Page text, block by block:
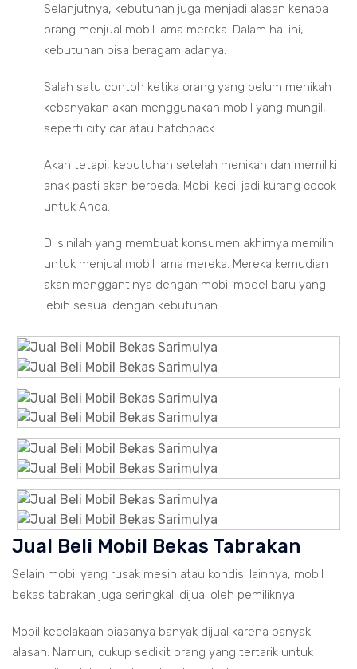
Selanjutnya, kebutuhan juga menjadi alasan kenapa
orang menjual mobil lama mereka. Dalam hal ini,
kebutuhan bisa beragam adanya.
Salah satu contoh ketika orang yang belum menikah
kebanyakan akan menggunakan mobil yang mungil,
seperti city car atau hatchback.
Akan tetapi, kebutuhan setelah menikah dan memiliki
anak pasti akan berbeda. Mobil kecil jadi kurang cocok
untuk Anda.
Di sinilah yang membuat konsumen akhirnya memilih
untuk menjual mobil lama mereka. Mereka kemudian
akan menggantinya dengan mobil model baru yang
lebih sesuai dengan kebutuhan.
Jual Beli Mobil Bekas Tabrakan
Selain mobil yang rusak mesin atau kondisi lainnya, mobil
bekas tabrakan juga seringkali dijual oleh pemiliknya.
Mobil kecelakaan biasanya banyak dijual karena banyak
alasan. Namun, cukup sedikit orang yang tertarik untuk